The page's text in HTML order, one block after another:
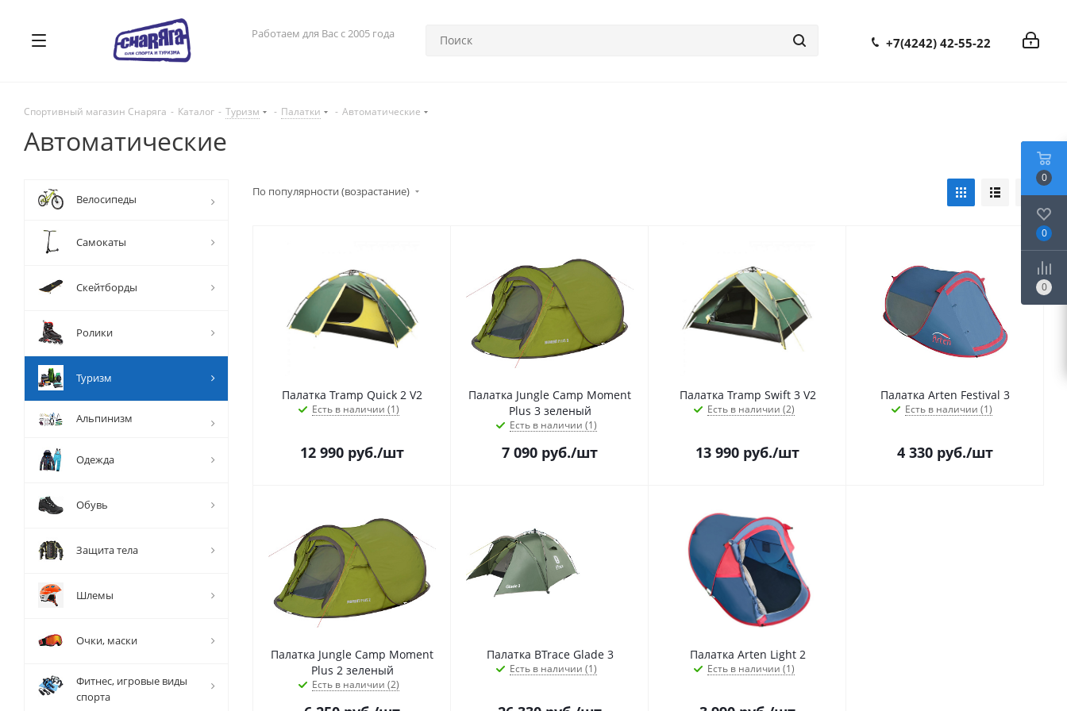
Работаем для Вас с 2005 года
+7(4242) 42-55-22
Спортивный магазин Снаряга - Каталог - Туризм - Палатки - Автоматические
Автоматические
По популярности (возрастание)
Палатка Tramp Quick 2 V2
Есть в наличии (1)
12 990 руб./шт
Палатка Jungle Camp Moment
Plus 3 зеленый
Есть в наличии (1)
7 090 руб./шт
Палатка Tramp Swift 3 V2
Есть в наличии (2)
13 990 руб./шт
Палатка Arten Festival 3
Есть в наличии (1)
4 330 руб./шт
Палатка Jungle Camp Moment
Plus 2 зеленый
Есть в наличии (2)
Палатка BTrace Glade 3
Есть в наличии (1)
Палатка Arten Light 2
Есть в наличии (1)
Велосипеды
Самокаты
Скейтборды
Ролики
Туризм
Альпинизм
Одежда
Обувь
Защита тела
Шлемы
Очки, маски
Фитнес, игровые виды
спорта
0
0
0